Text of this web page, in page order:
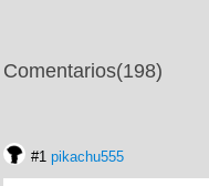
Comentarios(198)
#1 pikachu555